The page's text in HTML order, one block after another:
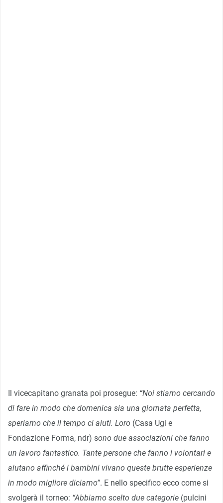
Il vicecapitano granata poi prosegue: “Noi stiamo cercando
di fare in modo che domenica sia una giornata perfetta,
speriamo che il tempo ci aiuti. Loro (Casa Ugi e
Fondazione Forma, ndr) sono due associazioni che fanno
un lavoro fantastico. Tante persone che fanno i volontari e
aiutano affinché i bambini vivano queste brutte esperienze
in modo migliore diciamo”. E nello specifico ecco come si
svolgerà il torneo: “Abbiamo scelto due categorie (pulcini